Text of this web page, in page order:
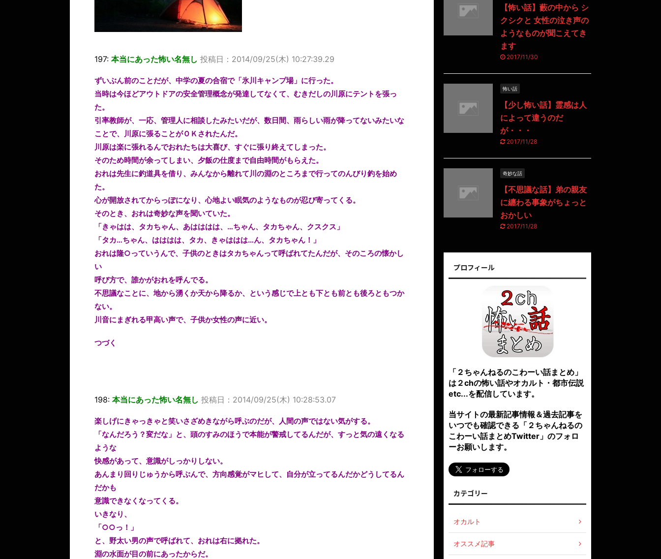
197: 本当にあった怖い名無し 投稿日：2014/09/25(木) 10:27:39.29
ずいぶん前のことだが、中学の夏の合宿で「氷川キャンプ場」に行った。
当時は今ほどアウトドアの安全管理概念が発達してなくて、むきだしの川原にテントを張っ
た。
引率教師が、一応、管理人に相談したみたいだが、数日間、雨らしい雨が降ってないみたいな
ことで、川原に張ることがＯＫされたんだ。
川原は楽に張れるんでおれたちは大喜び、すぐに張り終えてしまった。
そのため時間が余ってしまい、夕飯の仕度まで自由時間がもらえた。
おれは先生に釣道具を借り、みんなから離れて川の淵のところまで行ってのんびり釣を始め
た。
心が開放されてからっぽになり、心地よい眠気のようなものが忍び寄ってくる。
そのとき、おれは奇妙な声を聞いていた。
「きゃはは、タカちゃん、あはははは、…ちゃん、タカちゃん、クスクス」
「タカ…ちゃん、はははは、タカ、きゃははは…ん、タカちゃん！」
おれは隆○っていうんで、子供のときはタカちゃんって呼ばれてたんだが、そのころの懐かし
い
呼び方で、誰かがおれを呼んでる。
不思議なことに、地から湧くか天から降るか、という感じで上とも下とも前とも後ろともつか
ない。
川音にまぎれる甲高い声で、子供か女性の声に近い。
つづく
198: 本当にあった怖い名無し 投稿日：2014/09/25(木) 10:28:53.07
楽しげにきゃっきゃと笑いさざめきながら呼ぶのだが、人間の声ではない気がする。
「なんだろう？変だな」と、頭のすみのほうで本能が警戒してるんだが、すっと気の遠くなる
ような
快感があって、意識がしっかりしない。
あんまり回りじゅうから呼ぶんで、方向感覚がマヒして、自分が立ってるんだかどうしてるん
だかも
意識できなくなってくる。
いきなり、
「○○っ！」
と、野太い男の声で呼ばれて、おれは右に拠れた。
淵の水面が目の前にあったからだ。
【怖い話】藪の中から シ
クシクと 女性の泣き声の
ようなものが聞こえてき
ます
2017/11/30
怖い話
【少し怖い話】霊感は人
によって違うのだ
が・・・
2017/11/28
奇妙な話
【不思議な話】弟の親友
に纏わる事象がちょっと
おかしい
2017/11/28
プロフィール
「２ちゃんねるのこわーい話まとめ」
は２chの怖い話やオカルト・都市伝説
etc...を配信しています。
当サイトの最新記事情報＆過去記事を
いつでも確認できる「２ちゃんねるの
こわーい話まとめTwitter」のフォロ
ーお願いします。
カテゴリー
オカルト
オススメ記事